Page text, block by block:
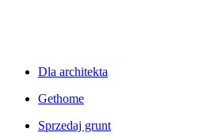
Dla architekta
Gethome
Sprzedaj grunt